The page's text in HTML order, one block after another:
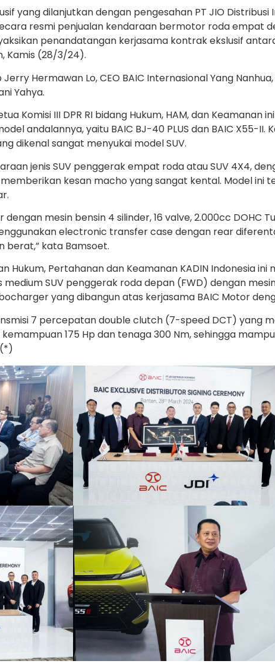
yang dilanjutkan dengan pengesahan PT JIO
resmi penjualan kendaraan bermotor roda empat
penandatangan kerjasama kontrak ekslusif
Kamis (28/3/24).
Hermawan Lo, CEO BAIC Internasional Yang
Yahya.
Komisi III DPR RI bidang Hukum, HAM, dan Keamanan
andalannya, yaitu BAIC BJ-40 PLUS dan BAIC X55-
dikenal sangat menyukai model SUV.
jenis SUV penggerak empat roda atau SUV 4X4,
kesan macho yang sangat kental. Model ini
dengan mesin bensin 4 silinder, 16 valve, 2.000cc
electronic transfer case dengan rear
berat,” kata Bamsoet.
Hukum, Pertahanan dan Keamanan KADIN Indonesia
SUV penggerak roda depan (FWD) dengan
yang dibangun atas kerjasama BAIC Motor
7 percepatan double clutch (7-speed DCT) yang
kemampuan 175 Hp dan tenaga 300 Nm, sehingga